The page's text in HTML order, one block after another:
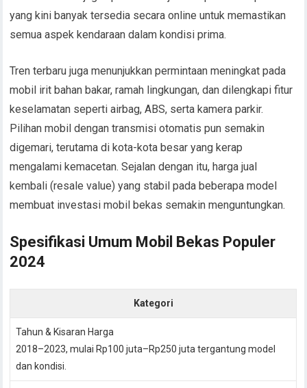
yang kini banyak tersedia secara online untuk memastikan
semua aspek kendaraan dalam kondisi prima.
Tren terbaru juga menunjukkan permintaan meningkat pada
mobil irit bahan bakar, ramah lingkungan, dan dilengkapi fitur
keselamatan seperti airbag, ABS, serta kamera parkir.
Pilihan mobil dengan transmisi otomatis pun semakin
digemari, terutama di kota-kota besar yang kerap
mengalami kemacetan. Sejalan dengan itu, harga jual
kembali (resale value) yang stabil pada beberapa model
membuat investasi mobil bekas semakin menguntungkan.
Spesifikasi Umum Mobil Bekas Populer
2024
Kategori
Tahun & Kisaran Harga
2018–2023, mulai Rp100 juta–Rp250 juta tergantung model
dan kondisi.